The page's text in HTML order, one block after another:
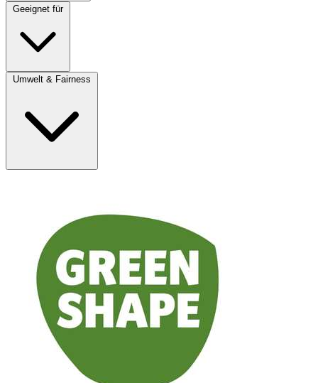
Geeignet für
Umwelt & Fairness